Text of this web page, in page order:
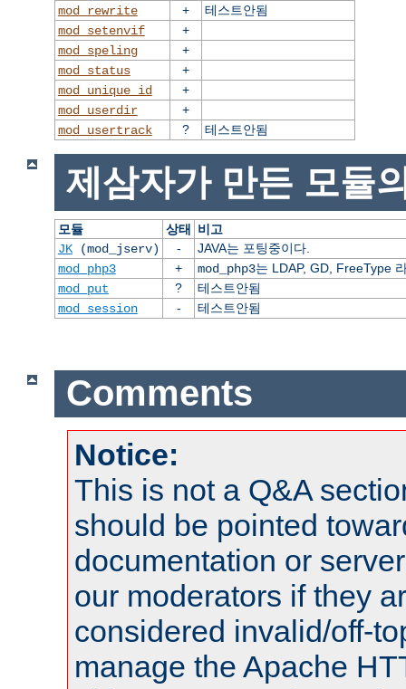
mod_rewrite
+
테스트안됨
mod_setenvif
+
mod_speling
+
mod_status
+
mod_unique_id
+
mod_userdir
+
mod_usertrack
? 테스트안됨
제삼자가 만든 모듈
모듈 상태 비고
JK(mod_jserv) -
JAVA는 포팅중이다.
mod_php3
+ mod_php3는 LDAP, GD, FreeType
mod_put
?
테스트안됨
mod_session
- 테스트안됨
Comments
Notice:
This is not a Q&A
should be pointed
documentation or
our moderators if they
considered invalid/off-
manage the Apache